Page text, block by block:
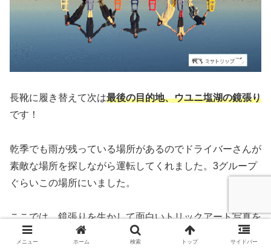
長靴に履き替えて次は最後の目的地、ウユニ塩湖の鏡張り
です！
乾季でも雨が残っている場所があるのでドライバーさんが
素敵な場所を探しながら運転してくれました。3グループ
ぐらいこの場所にいました。
ここでは、鏡張りを生かして面白いトリックアート写真を
またまた撮ってもらいました。カラーチェアを使ったグル
メニュー ホーム 検索 トップ サイドバー